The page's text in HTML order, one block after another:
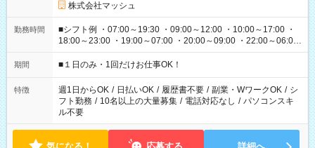
株式会社マッシュ
勤務時間
■シフト例 ・07:00～19:30 ・09:00～12:00 ・10:00～17:00 ・
18:00～23:00 ・19:00～07:00 ・20:00～09:00 ・22:00～06:00
etc ★最短で3時間で5,120円のお仕事から 15時間で2万円近く稼
げるお仕事も！ ご希望のお時間に合わせてご紹介！ ※シフトは
ください！
期間 ■１日のみ・1回だけお仕事OK！
特徴 週1日からOK / 日払いOK / 履歴書不要 / 副業・WワークOK / シ
フト勤務 / 10名以上の大量募集 / 電話対応なし / パソコンスキ
ル不要